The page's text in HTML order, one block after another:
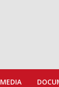
MEDIA